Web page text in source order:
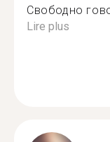
Свободно
Lire plus